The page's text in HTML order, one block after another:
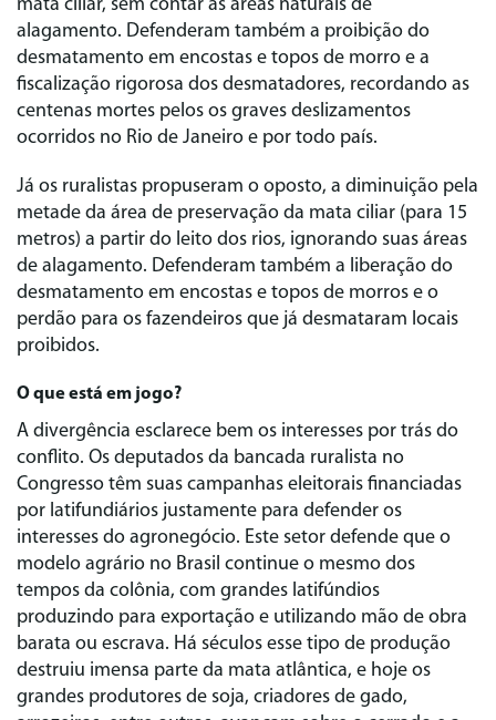
mata ciliar, sem contar as áreas naturais de
alagamento. Defenderam também a proibição do
desmatamento em encostas e topos de morro e a
fiscalização rigorosa dos desmatadores, recordando as
centenas mortes pelos os graves deslizamentos
ocorridos no Rio de Janeiro e por todo país.
Já os ruralistas propuseram o oposto, a diminuição pela
metade da área de preservação da mata ciliar (para 15
metros) a partir do leito dos rios, ignorando suas áreas
de alagamento. Defenderam também a liberação do
desmatamento em encostas e topos de morros e o
perdão para os fazendeiros que já desmataram locais
proibidos.
O que está em jogo?
A divergência esclarece bem os interesses por trás do
conflito. Os deputados da bancada ruralista no
Congresso têm suas campanhas eleitorais financiadas
por latifundiários justamente para defender os
interesses do agronegócio. Este setor defende que o
modelo agrário no Brasil continue o mesmo dos
tempos da colônia, com grandes latifúndios
produzindo para exportação e utilizando mão de obra
barata ou escrava. Há séculos esse tipo de produção
destruiu imensa parte da mata atlântica, e hoje os
grandes produtores de soja, criadores de gado,